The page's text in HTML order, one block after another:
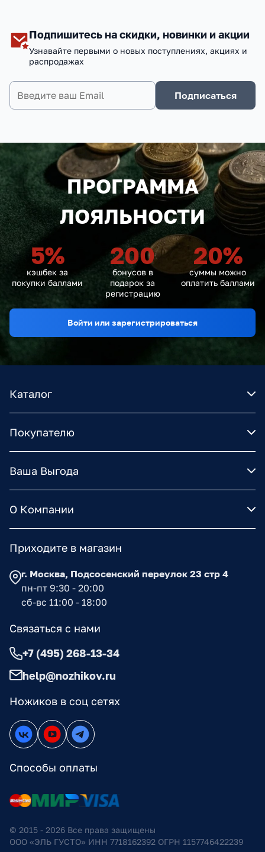
Подпишитесь на скидки, новинки и акции
Узнавайте первыми о новых поступлениях, акциях и
распродажах
Подписаться
ПРОГРАММА
ЛОЯЛЬНОСТИ
5%
кэшбек за
покупки баллами
200
бонусов в
подарок за
регистрацию
20%
суммы можно
оплатить баллами
Войти или зарегистрироваться
Каталог
Покупателю
Ваша Выгода
О Компании
Ножиков в соц сетях
Способы оплаты
Приходите в магазин
г. Москва, Подсосенский переулок 23 стр 4
пн-пт 9:30 - 20:00
сб-вс 11:00 - 18:00
Связаться с нами
+7 (495) 268-13-34
help@nozhikov.ru
© 2015 - 2026 Все права защищены
ООО «ЭЛЬ ГУСТО» ИНН 7718162392 ОГРН 1157746422239